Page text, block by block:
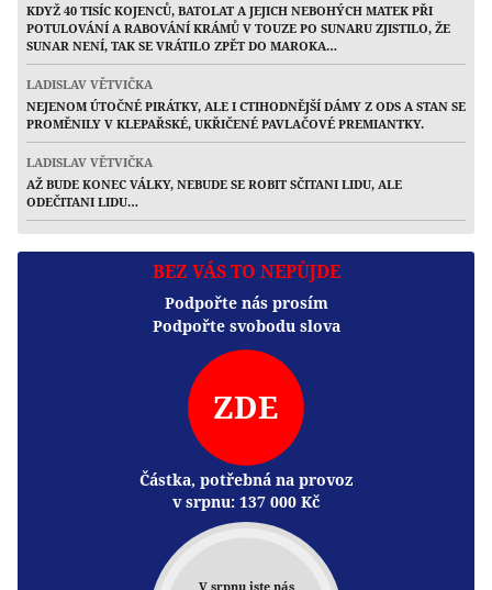
KDYŽ 40 TISÍC KOJENCŮ, BATOLAT A JEJICH NEBOHÝCH MATEK PŘI
POTULOVÁNÍ A RABOVÁNÍ KRÁMŮ V TOUZE PO SUNARU ZJISTILO, ŽE
SUNAR NENÍ, TAK SE VRÁTILO ZPĚT DO MAROKA…
LADISLAV VĚTVIČKA
NEJENOM ÚTOČNÉ PIRÁTKY, ALE I CTIHODNĚJŠÍ DÁMY Z ODS A STAN SE
PROMĚNILY V KLEPAŘSKÉ, UKŘIČENÉ PAVLAČOVÉ PREMIANTKY.
LADISLAV VĚTVIČKA
AŽ BUDE KONEC VÁLKY, NEBUDE SE ROBIT SČITANI LIDU, ALE
ODEČITANI LIDU…
BEZ VÁS TO NEPŮJDE
Podpořte nás prosím
Podpořte svobodu slova
ZDE
Částka, potřebná na provoz
v srpnu: 137 000 Kč
V srpnu jste nás